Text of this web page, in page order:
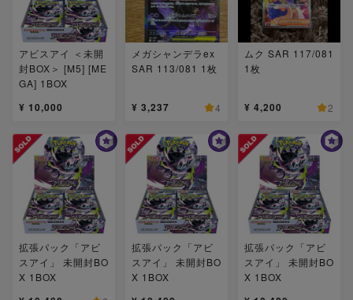
アビスアイ ＜未開
封BOX＞ [M5] [ME
GA] 1BOX
¥ 10,000
メガシャンデラex
SAR 113/081 1枚
¥ 3,237 4
ムク SAR 117/081
1枚
¥ 4,200 2
拡張パック「アビ
スアイ」 未開封BO
X 1BOX
拡張パック「アビ
スアイ」 未開封BO
X 1BOX
拡張パック「アビ
スアイ」 未開封BO
X 1BOX